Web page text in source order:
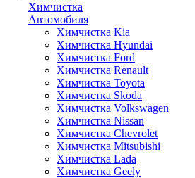
Химчистка
Автомобиля
Химчистка Kia
Химчистка Hyundai
Химчистка Ford
Химчистка Renault
Химчистка Toyota
Химчистка Skoda
Химчистка Volkswagen
Химчистка Nissan
Химчистка Chevrolet
Химчистка Mitsubishi
Химчистка Lada
Химчистка Geely